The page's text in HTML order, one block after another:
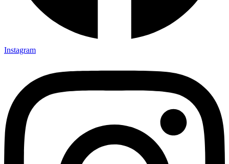
Instagram